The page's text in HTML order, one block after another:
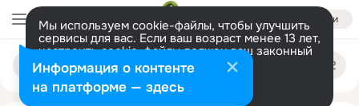
Войти
Мы используем cookie-файлы, чтобы улучшить
сервисы для вас. Если ваш возраст менее 13 лет,
настроить cookie-файлы должен ваш законный
представитель. Больше информации
Разрешить все Настроить
Поиск
людям
sergey svechnikov
Информация о контенте
на платформе — здесь